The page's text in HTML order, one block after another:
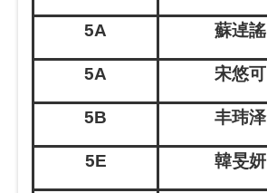
5A 蘇逴謠
5A 宋悠可
5B 丰玮泽
5E 韓旻妍